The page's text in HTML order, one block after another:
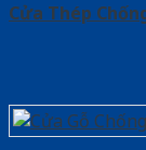
Cửa Thép